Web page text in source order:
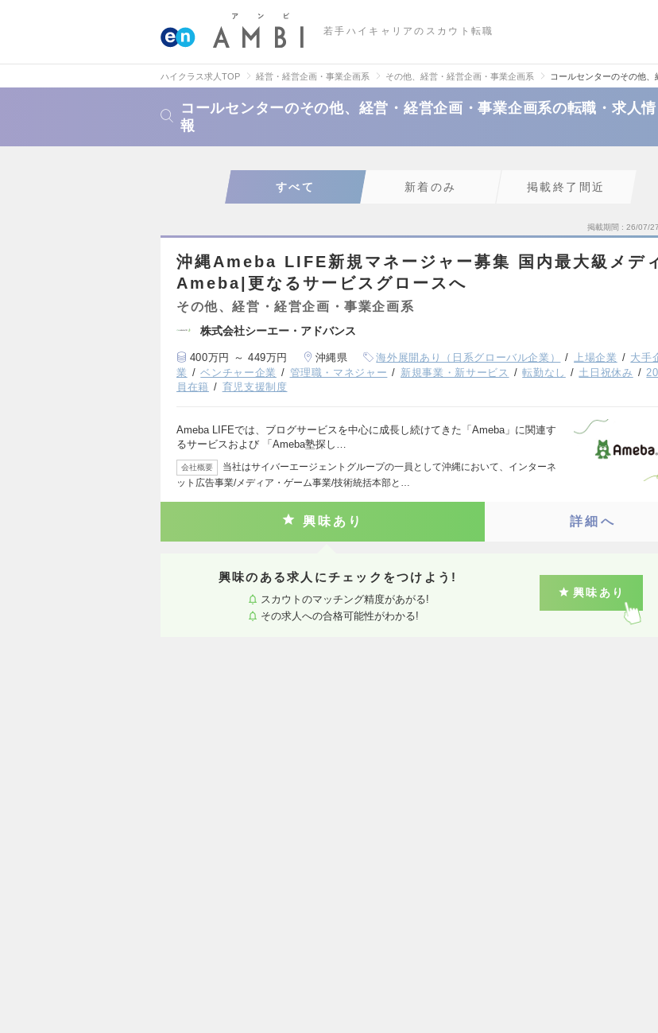
若手ハイキャリアのスカウト転職
ハイクラス求人TOP 経営・経営企画・事業企画系 その他、経営・経営企画・事業企画系 コールセンターのその他
コールセンターのその他、経営・経営企画・事業企画系の転職・求人情
報
すべて 新着のみ 掲載終了間近
掲載期間 26/07/
沖縄Ameba LIFE新規マネージャー募集 国内最大級メデ
Ameba|更なるサービスグロースへ
その他、経営・経営企画・事業企画系
株式会社シーエー・アドバンス
400万円 ～ 449万円 沖縄県 海外展開あり（日系グローバル企業） 上場企業
大手
業
ベンチャー企業 管理職・マネジャー 新規事業・新サービス 転勤なし 土日祝休み
員在籍
育児支援制度
Ameba LIFEでは、ブログサービスを中心に成長し続けてきた「Ameba」に関連す
るサービスおよび 「Ameba塾探し…
会社概要
当社はサイバーエージェントグループの一員として沖縄において、インターネ
ット広告事業/メディア・ゲーム事業/技術統括本部と…
興味あり 詳細へ
興味のある求人にチェックをつけよう!
スカウトのマッチング精度があがる!
その求人への合格可能性がわかる!
興味あり